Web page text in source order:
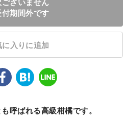
ございません
付期間外です
に入りに追加
呼ばれる高級柑橘です。